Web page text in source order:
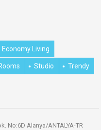
Economy Living
Studio Trendy
No:6D Alanya/ANTALYA-TR